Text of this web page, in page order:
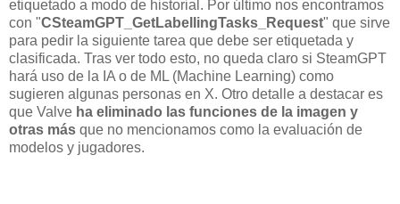
etiquetado a modo de historial. Por último nos encontramos
con "CSteamGPT_GetLabellingTasks_Request" que sirve
para pedir la siguiente tarea que debe ser etiquetada y
clasificada. Tras ver todo esto, no queda claro si SteamGPT
hará uso de la IA o de ML (Machine Learning) como
sugieren algunas personas en X. Otro detalle a destacar es
que Valve ha eliminado las funciones de la imagen y
otras más que no mencionamos como la evaluación de
modelos y jugadores.